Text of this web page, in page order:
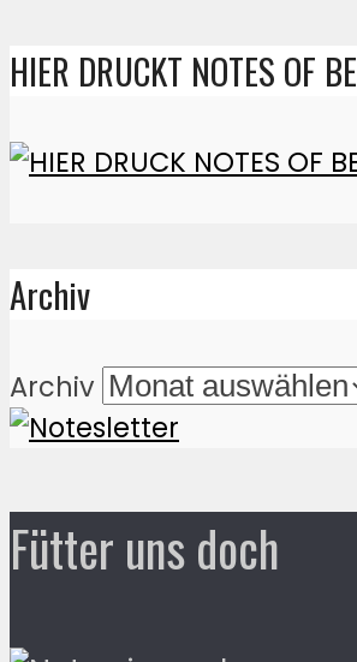
HIER DRUCKT NOTES OF
Archiv
Archiv
Fütter uns doch